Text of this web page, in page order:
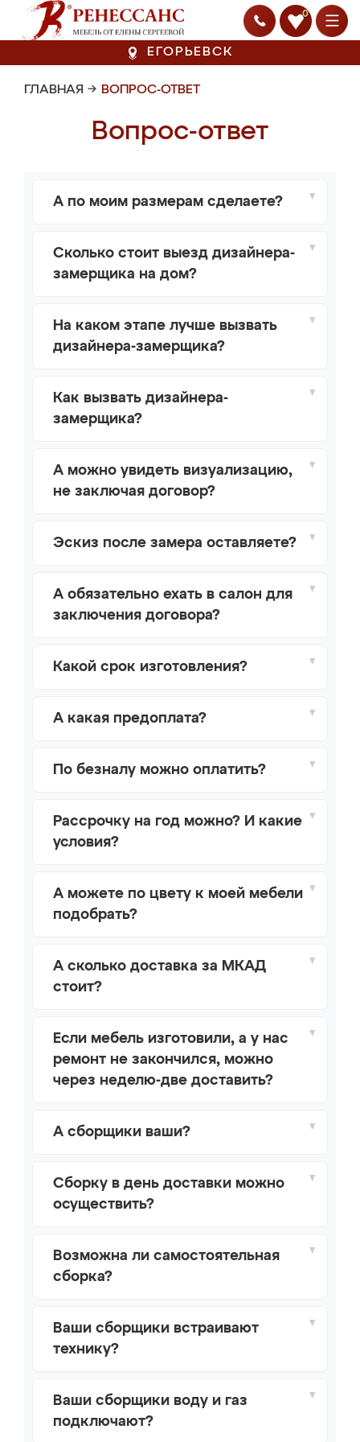
0
ЕГОРЬЕВСК
ГЛАВНАЯ → ВОПРОС-ОТВЕТ
Вопрос-ответ
А по моим размерам сделаете?
Сколько стоит выезд дизайнера-
замерщика на дом?
На каком этапе лучше вызвать
дизайнера-замерщика?
Как вызвать дизайнера-
замерщика?
А можно увидеть визуализацию,
не заключая договор?
Эскиз после замера оставляете?
А обязательно ехать в салон для
заключения договора?
Какой срок изготовления?
А какая предоплата?
По безналу можно оплатить?
Рассрочку на год можно? И какие
условия?
А можете по цвету к моей мебели
подобрать?
А сколько доставка за МКАД
стоит?
Если мебель изготовили, а у нас
ремонт не закончился, можно
через неделю-две доставить?
А сборщики ваши?
Сборку в день доставки можно
осуществить?
Возможна ли самостоятельная
сборка?
Ваши сборщики встраивают
технику?
Ваши сборщики воду и газ
подключают?